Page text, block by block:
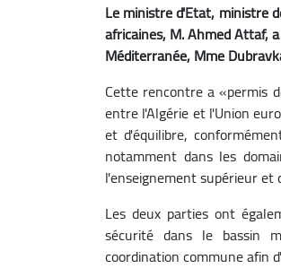
Le ministre d'Etat, ministre
africaines, M. Ahmed Attaf,
Méditerranée, Mme
Cette rencontre a «permis
entre l'Algérie et l'Union
et d'équilibre,
notamment dans les
l'enseignement supérieur et
Les deux parties ont
sécurité dans le bassin
coordination commune afin